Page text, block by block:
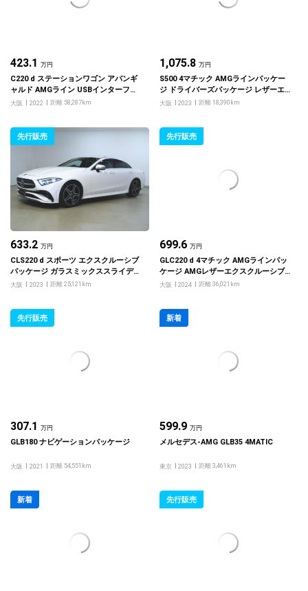
423.1 万円
C220 d ステーションワゴン アバンギ
ャルド AMGライン USBインターフェ
ース3クチ ベーシックパッケージ レザ
大阪 2022 距離 58,287km
1,075.8 万円
S500 4マチック AMGラインパッケー
ジ ドライバーズパッケージ レザーエ
クスクルーシブパッケージ ベーシック
大阪 2023 距離 18,390km
先行販売
633.2 万円
CLS220 d スポーツ エクスクルーシブ
パッケージ ガラスミックススライデイ
ングルーフ
大阪 2023 距離 25,121km
先行販売
699.6 万円
GLC220 d 4マチック AMGラインパッ
ケージ AMGレザーエクスクルーシブ
パッケージ ドライバーズパッケージ
大阪 2024 距離 36,021km
先行販売
307.1 万円
GLB180 ナビゲーションパッケージ
大阪 2021 距離 54,551km
新着
599.9 万円
メルセデス‐AMG GLB35 4MATIC
東京 2023 距離 3,461km
新着 先行販売